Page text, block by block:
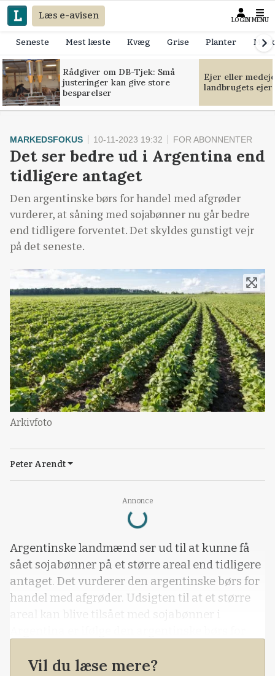
Læs e-avisen LOGIN MENU
Seneste Mest læste Kvæg Grise Planter
Rådgiver om DB-Tjek: Små
justeringer kan give store
besparelser
Ejer eller
landbrugets
Annonce
Loading...
MARKEDSFOKUS 10-11-2023 19:32 FOR ABONNENTER
Det ser bedre ud i Argentina end
tidligere antaget
Den argentinske børs for handel med afgrøder
vurderer, at såning med sojabønner nu går bedre
end tidligere forventet. Det skyldes gunstigt vejr
på det seneste.
Arkivfoto
Peter Arendt
Argentinske landmænd ser ud til at kunne få
sået sojabønner på et større areal end tidligere
antaget. Det vurderer den argentinske børs for
handel med afgrøder. Udsigten til at et større
areal kan blive tilsået med sojabønner i
nedbør på det seneste, hvilket kommer efter en
Vil du læse mere?